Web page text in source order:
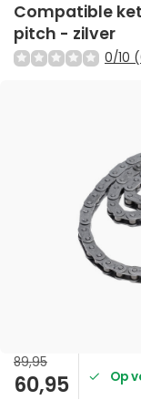
Compatible
pitch - zilver
0/10
89,95
60,95 Op